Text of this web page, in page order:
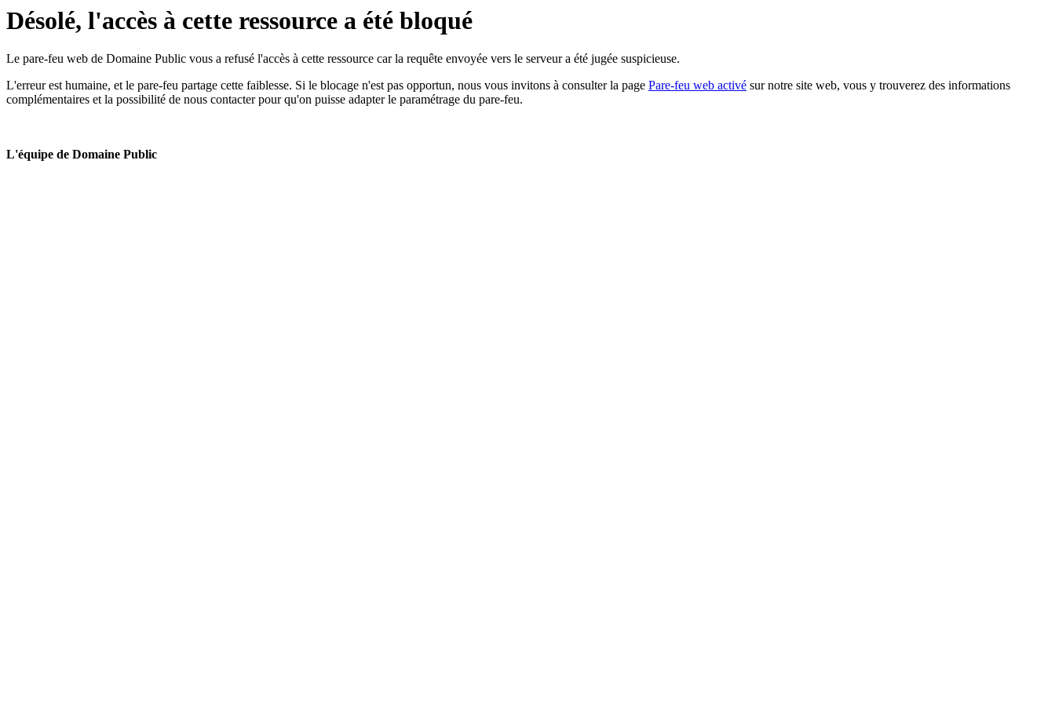
Désolé, l'accès à cette ressource a été bloqué
Le pare-feu web de Domaine Public vous a refusé l'accès à cette ressource car la requête envoyée vers le serveur a été jugée suspicieuse.
L'erreur est humaine, et le pare-feu partage cette faiblesse. Si le blocage n'est pas opportun, nous vous invitons à consulter la page Pare-feu web activé sur notre site web, vous y trouverez des informations
complémentaires et la possibilité de nous contacter pour qu'on puisse adapter le paramétrage du pare-feu.
L'équipe de Domaine Public